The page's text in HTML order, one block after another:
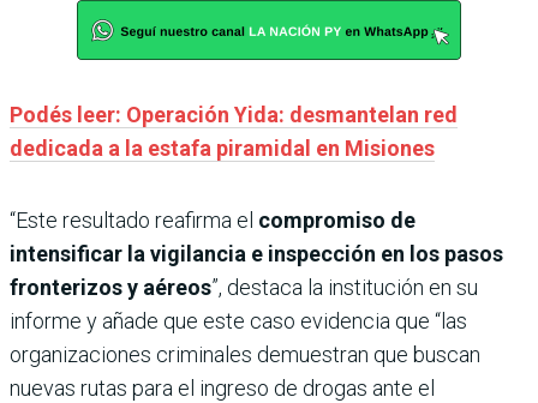
Podés leer: Operación Yida: desmantelan red
dedicada a la estafa piramidal en Misiones
“Este resultado reafirma el compromiso de
intensificar la vigilancia e inspección en los pasos
fronterizos y aéreos”, destaca la institución en su
informe y añade que este caso evidencia que “las
organizaciones criminales demuestran que buscan
nuevas rutas para el ingreso de drogas ante el